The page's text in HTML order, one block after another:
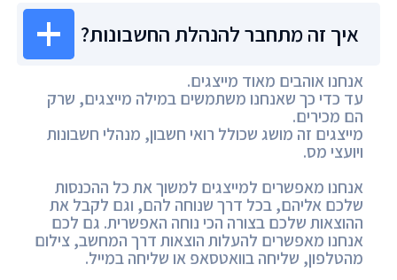
איך זה מתחבר להנהלת החשבונות?
אנחנו אוהבים מאוד מייצגים.
עד כדי כך שאנחנו משתמשים במילה מייצגים, שרק
הם מכירים.
מייצגים זה מושג שכולל רואי חשבון, מנהלי חשבונות
ויועצי מס.
אנחנו מאפשרים למייצגים למשוך את כל ההכנסות
שלכם אליהם, בכל דרך שנוחה להם, וגם לקבל את
ההוצאות שלכם בצורה הכי נוחה האפשרית. גם לכם
אנחנו מאפשרים להעלות הוצאות דרך המחשב, צילום
מהטלפון, שליחה בוואטסאפ או שליחה במייל.